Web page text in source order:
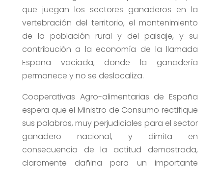
que juegan los sectores ganaderos en la
vertebración del territorio, el mantenimiento
de la población rural y del paisaje, y su
contribución a la economía de la llamada
España vaciada, donde la ganadería
permanece y no se deslocaliza.
Cooperativas Agro-alimentarias de España
espera que el Ministro de Consumo rectifique
sus palabras, muy perjudiciales para el sector
ganadero nacional, y dimita en
consecuencia de la actitud demostrada,
claramente dañina para un importante